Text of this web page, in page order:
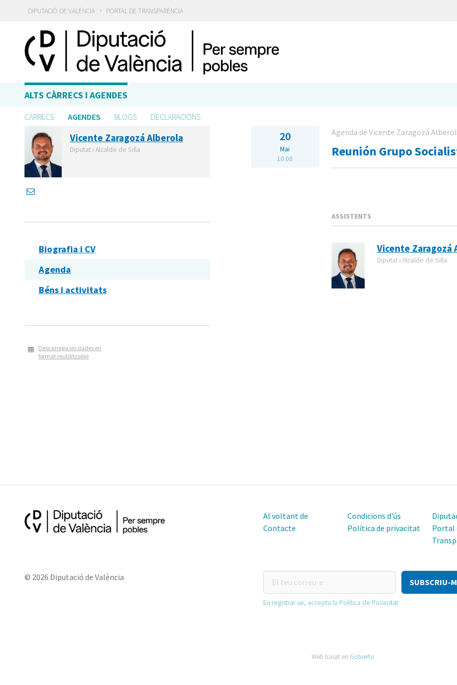
DIPUTACIÓ DE VALÈNCIA · PORTAL DE TRANSPARÈNCIA
ALTS CÀRRECS I AGENDES
CÀRRECS AGENDES BLOGS DECLARACIONS
Vicente Zaragozá Alberola
Diputat i Alcalde de Silla
Biografia i CV
Agenda
Béns i activitats
Descarrega les dades en
format reutilitzable
20
Mai
10:00
Agenda de Vicente Zaragozá
Reunión Grupo
ASSISTENTS
Vicente Zaragozá
Diputat i Alcalde de Silla
Al voltant de
Contacte
Condicions d'ús
Política de privacitat
Portal
© 2026 Diputació de València
El
teu
correu-
En registrar-se, accepta la Política de Privacitat
Web basat en Gobierto